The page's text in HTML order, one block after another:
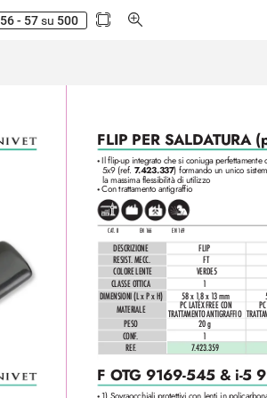
56 - 57 su 500
F OTG 9169-545 & i-5
• Il flip-up integrato che si coniuga perfettamente
5x9 (ref. 7.423.337) formando un unico
la massima flessibilità di utilizzo
• Con trattamento antigraffio
CAT. II EN 166 EN 169
FLIP PER SALDATURA
DESCRIZIONE FLIP
RESIST. MECC.
FT
COLORE LENTE
VERDE5
CL ASSE OTTICA 1
DIMENSIONI (L x P x H) 58 x 1,8 x 13 mm
MATERIALE
PC LATEX FREE CON
TRATTAMENTO ANTIGRAFFIO
PESO 20 g
CONF. 1
REF. 7.423.359